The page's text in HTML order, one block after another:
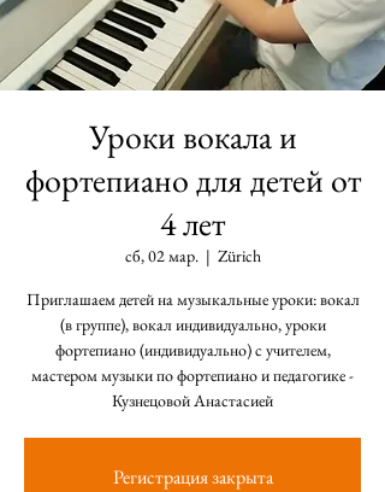
Уроки вокала и
фортепиано для детей от
4 лет
сб, 02 мар.
  |
Zürich
Приглашаем детей на музыкальные уроки: вокал
(в группе), вокал индивидуально, уроки
фортепиано (индивидуально) с учителем,
мастером музыки по фортепиано и педагогике -
Кузнецовой Анастасией
Регистрация закрыта